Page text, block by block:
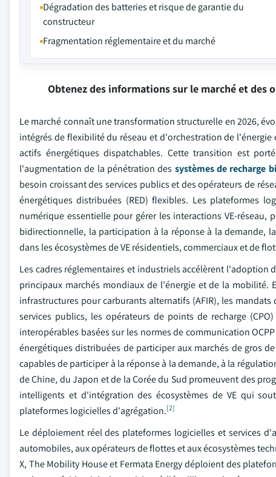
Dégradation des batteries et risque de garantie du
constructeur
Fragmentation réglementaire et du marché
Obtenez des informations sur le marché et des
Le marché connaît une transformation structurelle en 2026,
intégrés de flexibilité du réseau et d'orchestration de
actifs énergétiques dispatchables. Cette transition est
l'augmentation de la pénétration des systèmes de recharge
besoin croissant des services publics et des opérateurs de
énergétiques distribuées (RED) flexibles. Les plateformes
numérique essentielle pour gérer les interactions VE-
bidirectionnelle, la participation à la réponse à la demande,
dans les écosystèmes de VE résidentiels, commerciaux et de
Les cadres réglementaires et industriels accélèrent l'adoption
principaux marchés mondiaux de l'énergie et de la mobilité.
infrastructures pour carburants alternatifs (AFIR), les
services publics, les opérateurs de points de recharge
interopérables basées sur les normes de communication OCPP
énergétiques distribuées de participer aux marchés de gros
capables de participer à la réponse à la demande, à la
de Chine, du Japon et de la Corée du Sud promeuvent des
intelligents et d'intégration des écosystèmes de VE qui
plateformes logicielles d'agrégation.[2]
Le déploiement réel des plateformes logicielles et services
automobiles, aux opérateurs de flottes et aux écosystèmes
X, The Mobility House et Fermata Energy déploient des